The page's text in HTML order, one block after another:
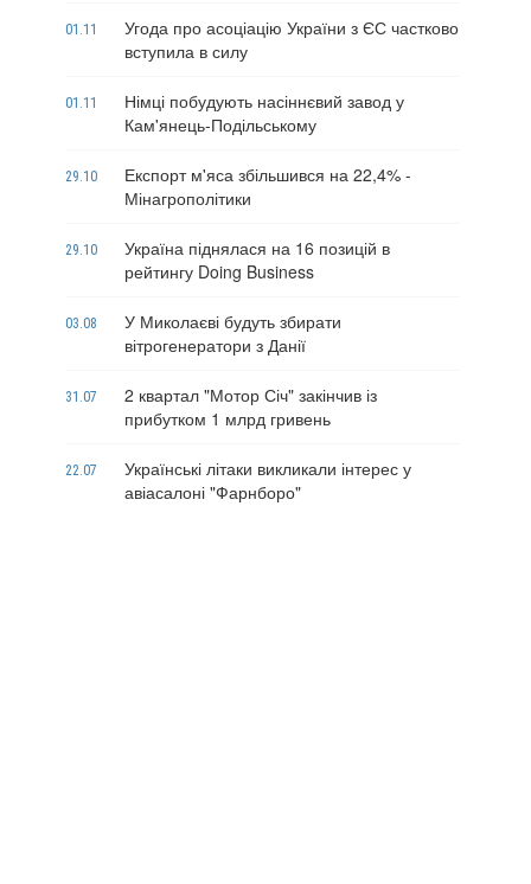
01.11
Угода про асоціацію України з ЄС частково
вступила в силу
01.11
Німці побудують насіннєвий завод у
Кам'янець-Подільському
29.10
Експорт м'яса збільшився на 22,4% -
Мінагрополітики
29.10
Україна піднялася на 16 позицій в
рейтингу Doing Business
03.08
У Миколаєві будуть збирати
вітрогенератори з Данії
31.07
2 квартал "Мотор Січ" закінчив із
прибутком 1 млрд гривень
22.07
Українські літаки викликали інтерес у
авіасалоні "Фарнборо"